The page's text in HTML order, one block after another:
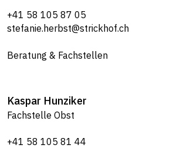
+41 58 105 87 05
stefanie.herbst@strickhof.ch
Beratung & Fachstellen
Kaspar Hunziker
Fachstelle Obst
+41 58 105 81 44